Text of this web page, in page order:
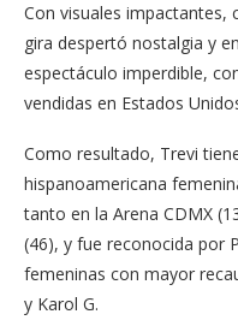
Con visuales impactantes,
gira despertó nostalgia y
espectáculo imperdible,
vendidas en Estados
Como resultado, Trevi
hispanoamericana
tanto en la Arena CDMX
(46), y fue reconocida por
femeninas con mayor
y Karol G.